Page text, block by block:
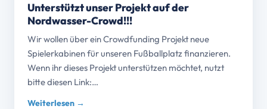
Unterstützt unser Projekt auf der
Nordwasser-Crowd!!!
Wir wollen über ein Crowdfunding Projekt neue
Spielerkabinen für unseren Fußballplatz finanzieren.
Wenn ihr dieses Projekt unterstützen möchtet, nutzt
bitte diesen Link:…
Weiterlesen →